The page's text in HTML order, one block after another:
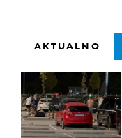
AKTUALNO